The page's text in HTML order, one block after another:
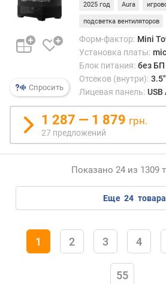
е
с
т
п
о
д
с
р
с
Спросить
2025 год Aura
подсветка вентиляторов
Форм-фактор: Mini
Установка платы:
Блок питания: без БП
Отсеков (внутри):
Лицевая панель: USB
1 287 — 1 879 грн.
27 предложений
Показано 24 из 1309
еще 24 товара
1 2 3 4
55